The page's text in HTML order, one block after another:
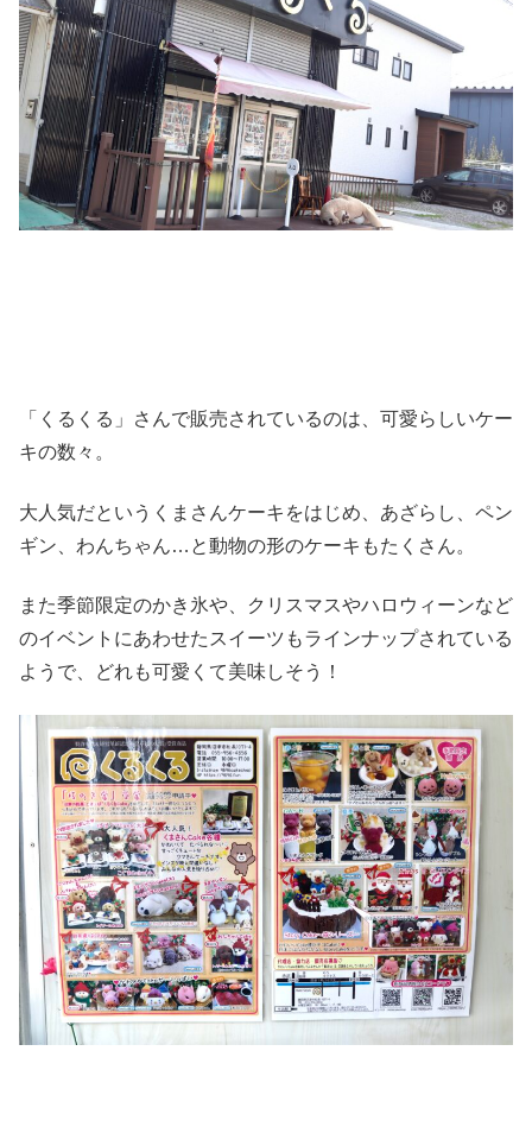
「くるくる」さんで販売されているのは、可愛らしいケー
キの数々。
大人気だというくまさんケーキをはじめ、あざらし、ペン
ギン、わんちゃん…と動物の形のケーキもたくさん。
また季節限定のかき氷や、クリスマスやハロウィーンなど
のイベントにあわせたスイーツもラインナップされている
ようで、どれも可愛くて美味しそう！